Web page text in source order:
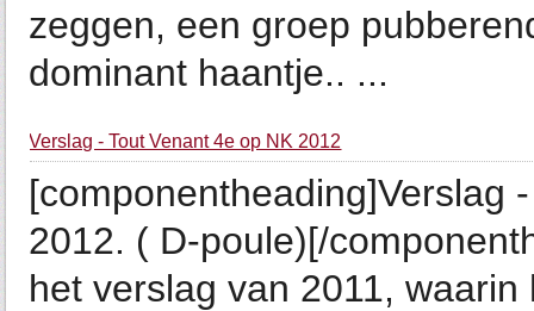
zeggen, een groep
dominant haantje.. ...
Verslag - Tout Venant 4e op NK 2012
[componentheading]Verslag
2012. ( D-poule)[/
het verslag van 2011,